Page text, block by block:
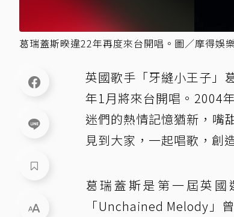
葛瑞蓋斯暌違22年再度來台開唱。圖／摩得娛
英國歌手「牙縫小王子」
年1月將來台開唱。2004
迷們的熱情記憶猶新，嘴
見到大家，一起唱歌，創
葛瑞蓋斯是第一屆英
「Unchained Melody」